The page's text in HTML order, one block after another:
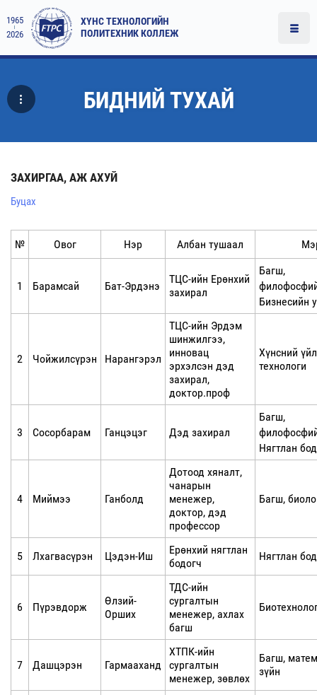
1965
2026
ХҮНС ТЕХНОЛОГИЙН
ПОЛИТЕХНИК КОЛЛЕЖ
БИДНИЙ ТУХАЙ
ЗАХИРГАА, АЖ АХУЙ
Буцах
№ Овог Нэр Албан тушаал
1 Барамсай Бат-Эрдэнэ
ТЦС-ийн Ерөнхий
захирал
Багш,
Бизнесийн
2 Чойжилсүрэн Нарангэрэл
ТЦС-ийн Эрдэм
шинжилгээ,
инновац
эрхэлсэн дэд
захирал,
доктор.проф
Хүнсний
технологи
3 Сосорбарам Ганцэцэг Дэд захирал
Багш,
Нягтлан
4 Миймээ Ганболд
Дотоод хяналт,
чанарын
менежер,
доктор, дэд
профессор
Багш,
5 Лхагвасүрэн Цэдэн-Иш
Ерөнхий нягтлан
бодогч
Нягтлан
6 Пүрэвдорж
Өлзий-
Орших
ТДС-ийн
сургалтын
менежер, ахлах
багш
7 Дашцэрэн Гармааханд
ХТПК-ийн
сургалтын
менежер, зөвлөх
Багш,
зүйн